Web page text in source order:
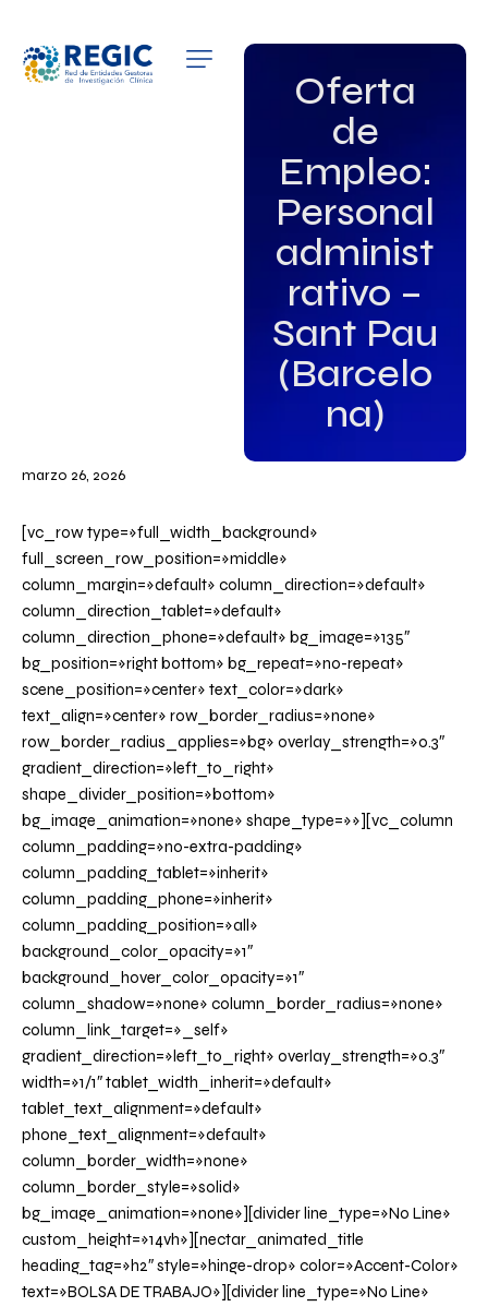
Oferta
de
Empleo:
Personal
administ
rativo –
Sant Pau
(Barcelo
na)
QUIÉNES SOMOS
PATROCINADORES
GRUPOS DE INTERÉS
marzo 26, 2026
[vc_row type=»full_width_background»
full_screen_row_position=»middle»
column_margin=»default» column_direction=»default»
column_direction_tablet=»default»
column_direction_phone=»default» bg_image=»135″
bg_position=»right bottom» bg_repeat=»no-repeat»
scene_position=»center» text_color=»dark»
text_align=»center» row_border_radius=»none»
row_border_radius_applies=»bg» overlay_strength=»0.3″
gradient_direction=»left_to_right»
shape_divider_position=»bottom»
bg_image_animation=»none» shape_type=»»][vc_column
column_padding=»no-extra-padding»
column_padding_tablet=»inherit»
column_padding_phone=»inherit»
column_padding_position=»all»
background_color_opacity=»1″
background_hover_color_opacity=»1″
column_shadow=»none» column_border_radius=»none»
column_link_target=»_self»
gradient_direction=»left_to_right» overlay_strength=»0.3″
width=»1/1″ tablet_width_inherit=»default»
tablet_text_alignment=»default»
phone_text_alignment=»default»
column_border_width=»none»
column_border_style=»solid»
bg_image_animation=»none»][divider line_type=»No Line»
custom_height=»14vh»][nectar_animated_title
heading_tag=»h2″ style=»hinge-drop» color=»Accent-Color»
text=»BOLSA DE TRABAJO»][divider line_type=»No Line»